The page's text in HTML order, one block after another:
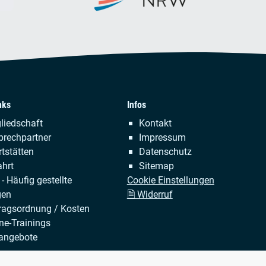
- Häufig gestellte
/ Kosten
Trainings
Infos
Navigation
überspringen
Kontakt
Impressum
Datenschutz
Sitemap
Cookie Einstellungen
🗎 Widerruf